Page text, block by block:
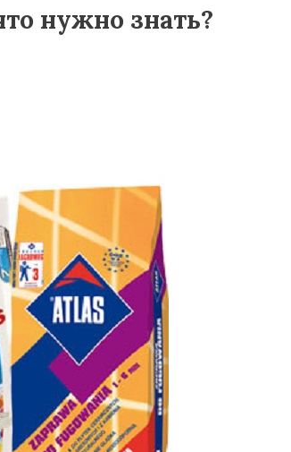
нужно знать?